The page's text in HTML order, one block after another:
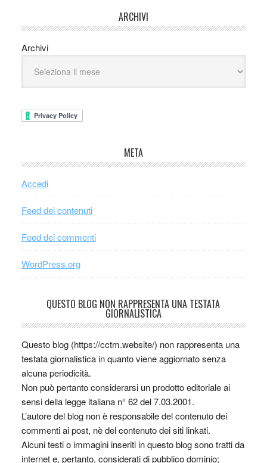
ARCHIVI
Archivi
META
Accedi
Feed dei contenuti
Feed dei commenti
WordPress.org
QUESTO BLOG NON RAPPRESENTA UNA TESTATA
GIORNALISTICA
Questo blog (https://cctm.website/) non rappresenta una
testata giornalistica in quanto viene aggiornato senza
alcuna periodicità.
Non può pertanto considerarsi un prodotto editoriale ai
sensi della legge italiana n° 62 del 7.03.2001.
L’autore del blog non è responsabile del contenuto dei
commenti ai post, nè del contenuto dei siti linkati.
Alcuni testi o immagini inseriti in questo blog sono tratti da
internet e, pertanto, considerati di pubblico dominio;